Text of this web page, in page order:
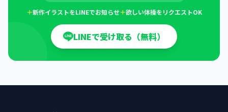
＋新作イラストをLINEでお知らせ＋欲しい体操をリクエストOK
LINEで受け取る（無料）